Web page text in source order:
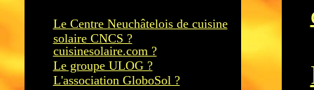
Le Centre Neuchâtelois de cuisine
solaire CNCS ?
cuisinesolaire.com ?
Le groupe ULOG ?
L'association GloboSol ?